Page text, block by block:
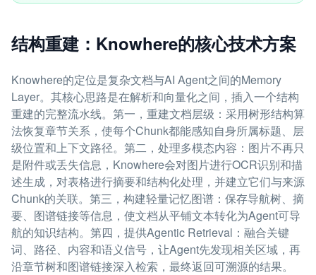
结构重建：Knowhere的核心技术方案
Knowhere的定位是复杂文档与AI Agent之间的Memory
Layer。其核心思路是在解析和向量化之间，插入一个结构
重建的完整流水线。第一，重建文档层级：采用树形结构算
法恢复章节关系，使每个Chunk都能感知自身所属标题、层
级位置和上下文路径。第二，处理多模态内容：图片不再只
是附件或丢失信息，Knowhere会对图片进行OCR识别和描
述生成，对表格进行摘要和结构化处理，并建立它们与来源
Chunk的关联。第三，构建轻量记忆图谱：保存导航树、摘
要、图谱链接等信息，使文档从平铺文本转化为Agent可导
航的知识结构。第四，提供Agentic Retrieval：融合关键
词、路径、内容和语义信号，让Agent先发现相关区域，再
沿章节树和图谱链接深入检索，最终返回可溯源的结果。